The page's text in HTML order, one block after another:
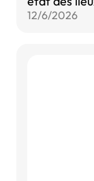
12/6/2026